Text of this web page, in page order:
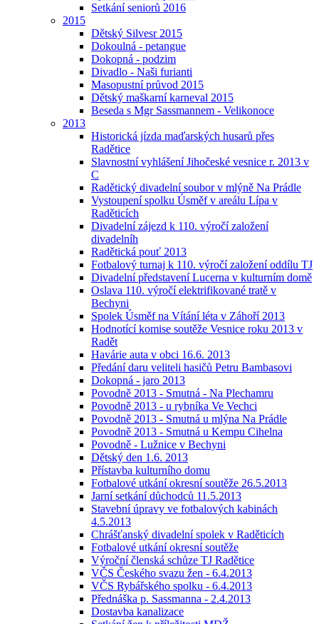
Setkání seniorů 2016
2015
Dětský Silvesr 2015
Dokoulná - petangue
Dokopná - podzim
Divadlo - Naši furianti
Masopustní průvod 2015
Dětský maškarní karneval 2015
Beseda s Mgr Sassmannem - Velikonoce
2013
Historická jízda maďarských husarů přes
Radětice
Slavnostní vyhlášení Jihočeské vesnice r. 2013 v
C
Radětický divadelní soubor v mlýně Na Prádle
Vystoupení spolku Úsměf v areálu Lípa v
Raděticích
Divadelní zájezd k 110. výročí založení
divadelníh
Radětická pouť 2013
Fotbalový turnaj k 110. výročí založení oddílu TJ
Divadelní představení Lucerna v kulturním domě
Oslava 110. výročí elektrifikované tratě v
Bechyni
Spolek Úsměf na Vítání léta v Záhoří 2013
Hodnotící komise soutěže Vesnice roku 2013 v
Radět
Havárie auta v obci 16.6. 2013
Předání daru veliteli hasičů Petru Bambasovi
Dokopná - jaro 2013
Povodně 2013 - Smutná - Na Plechamru
Povodně 2013 - u rybníka Ve Vechci
Povodně 2013 - Smutná u mlýna Na Prádle
Povodně 2013 - Smutná u Kempu Cihelna
Povodně - Lužnice v Bechyni
Dětský den 1.6. 2013
Přístavba kulturního domu
Fotbalové utkání okresní soutěže 26.5.2013
Jarní setkání důchodců 11.5.2013
Stavební úpravy ve fotbalových kabinách
4.5.2013
Chrášťanský divadelní spolek v Raděticích
Fotbalové utkání okresní soutěže
Výroční členská schůze TJ Radětice
VČS Českého svazu žen - 6.4.2013
VČS Rybářského spolku - 6.4.2013
Přednáška p. Sassmanna - 2.4.2013
Dostavba kanalizace